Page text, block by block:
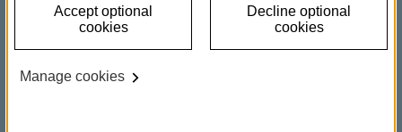
認識自我
作出任何左右人生的決定之前，應先深入了解自己。完
Accept optional
cookies
Decline optional
cookies
Manage cookies